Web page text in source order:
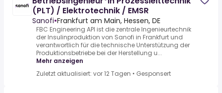
(PLT) / Elektrotechnik / EMSR
Sanofi•Frankfurt am Main, Hessen, DE
FBC Engineering API ist die zentrale Ingenieurtechnik
der Insulinproduktion von Sanofi in Frankfurt und
verantwortlich für die technische Unterstützung der
Produktionsbetriebe bei der Herstellung u...
Mehr anzeigen
Zuletzt aktualisiert: vor 12 Tagen • Gesponsert